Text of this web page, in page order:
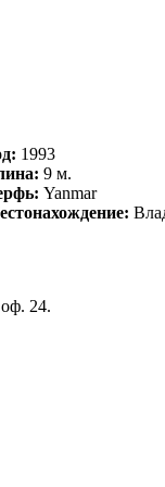
1993
9 м.
Yanmar
24.